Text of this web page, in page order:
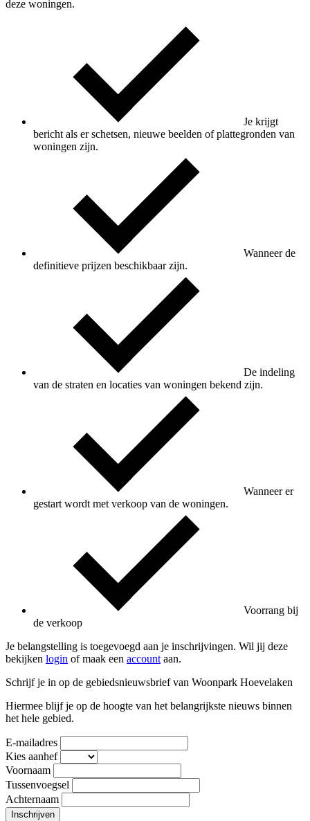
deze woningen.
Je krijgt
bericht als er schetsen, nieuwe beelden of plattegronden van
woningen zijn.
Wanneer de
definitieve prijzen beschikbaar zijn.
De indeling
van de straten en locaties van woningen bekend zijn.
Wanneer er
gestart wordt met verkoop van de woningen.
Voorrang bij
de verkoop
Je belangstelling is toegevoegd aan je inschrijvingen. Wil jij deze
bekijken login of maak een account aan.
Schrijf je in op de gebiedsnieuwsbrief van Woonpark Hoevelaken
Hiermee blijf je op de hoogte van het belangrijkste nieuws binnen
het hele gebied.
E-mailadres
Kies aanhef
Voornaam
Tussenvoegsel
Achternaam
Inschrijven